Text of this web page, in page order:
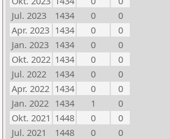
Jul. 2023
1434 0
0
Apr. 2023 1434 0
0
Jan. 2023 1434 0
0
Okt. 2022 1434 0
0
Jul. 2022
1434 0
0
Apr. 2022 1434 0
0
Jan. 2022 1434 1
0
Okt. 2021 1448 0
0
Jul. 2021
1448 0
0